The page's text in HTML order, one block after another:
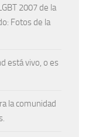
2007 de la
Fotos de la
está vivo, o es
la comunidad